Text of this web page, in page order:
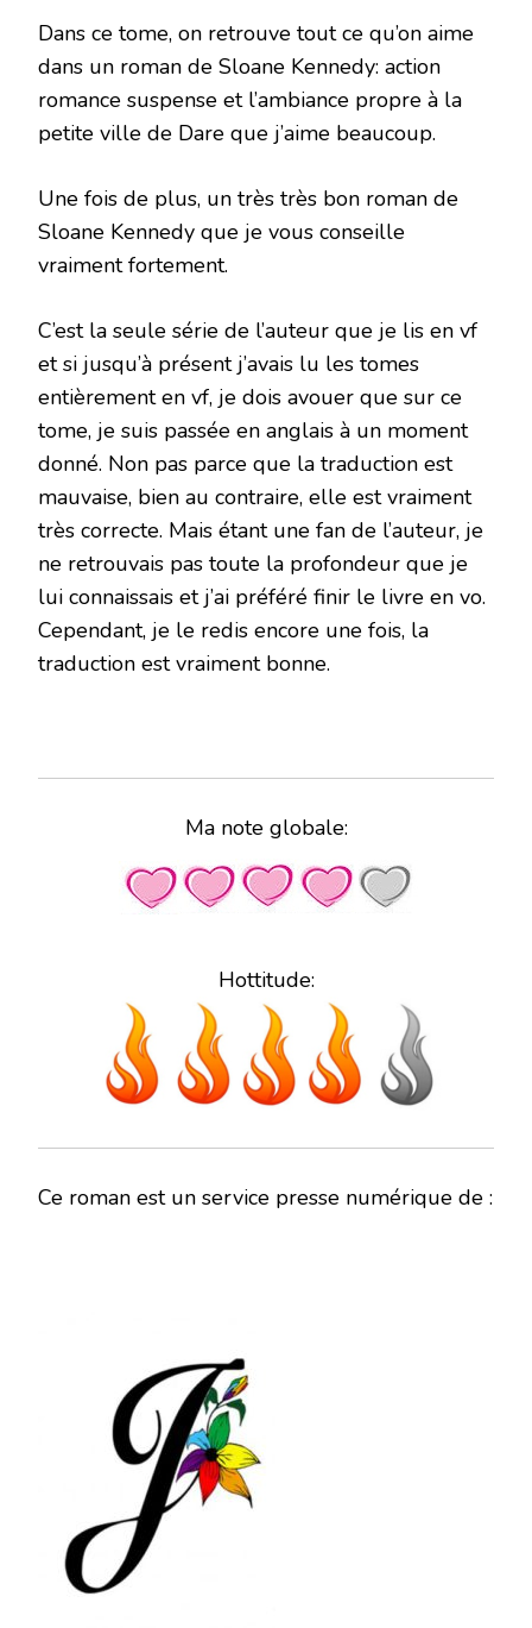
Dans ce tome, on retrouve tout ce qu’on aime
dans un roman de Sloane Kennedy: action
romance suspense et l’ambiance propre à la
petite ville de Dare que j’aime beaucoup.
Une fois de plus, un très très bon roman de
Sloane Kennedy que je vous conseille
vraiment fortement.
C’est la seule série de l’auteur que je lis en vf
et si jusqu’à présent j’avais lu les tomes
entièrement en vf, je dois avouer que sur ce
tome, je suis passée en anglais à un moment
donné. Non pas parce que la traduction est
mauvaise, bien au contraire, elle est vraiment
très correcte. Mais étant une fan de l’auteur, je
ne retrouvais pas toute la profondeur que je
lui connaissais et j’ai préféré finir le livre en vo.
Cependant, je le redis encore une fois, la
traduction est vraiment bonne.
Ma note globale:
Hottitude:
Ce roman est un service presse numérique de :